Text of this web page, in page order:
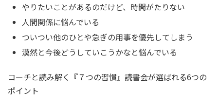
やりたいことがあるのだけど、時間がたりない
人間関係に悩んでいる
ついつい他のひとや急ぎの用事を優先してしまう
漠然と今後どうしていこうかなと悩んでいる
コーチと読み解く『７つの習慣』読書会が選ばれる6つの
ポイント